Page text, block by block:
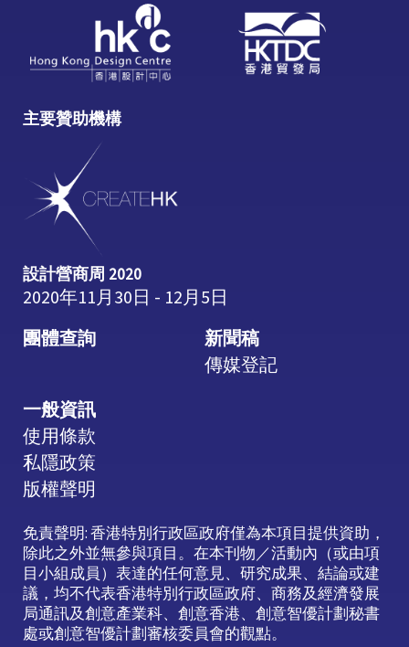
主要贊助機構
設計營商周 2020
2020年11月30日 - 12月5日
團體查詢
新聞稿
傳媒登記
一般資訊
使用條款
私隱政策
版權聲明
免責聲明: 香港特別行政區政府僅為本項目提供資助，
除此之外並無參與項目。在本刊物／活動內（或由項
目小組成員）表達的任何意見、研究成果、結論或建
議，均不代表香港特別行政區政府、商務及經濟發展
局通訊及創意產業科、創意香港、創意智優計劃秘書
處或創意智優計劃審核委員會的觀點。